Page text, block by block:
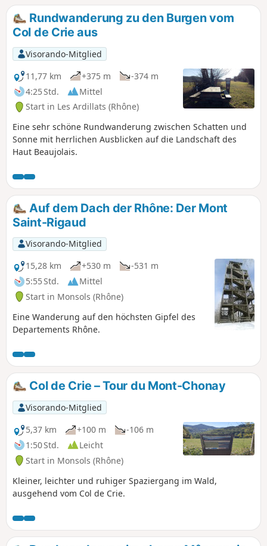
Rundwanderung zu den Burgen vom
Col de Crie aus
Visorando-Mitglied
11,77 km
+375 m
-374 m
4:25 Std.
Mittel
Start in Les Ardillats (Rhône)
Eine sehr schöne Rundwanderung zwischen Schatten und
Sonne mit herrlichen Ausblicken auf die Landschaft des
Haut Beaujolais.
Auf dem Dach der Rhône: Der Mont
Saint-Rigaud
Visorando-Mitglied
15,28 km
+530 m
-531 m
5:55 Std.
Mittel
Start in Monsols (Rhône)
Eine Wanderung auf den höchsten Gipfel des
Departements Rhône.
Col de Crie – Tour du Mont-Chonay
Visorando-Mitglied
5,37 km
+100 m
-106 m
1:50 Std.
Leicht
Start in Monsols (Rhône)
Kleiner, leichter und ruhiger Spaziergang im Wald,
ausgehend vom Col de Crie.